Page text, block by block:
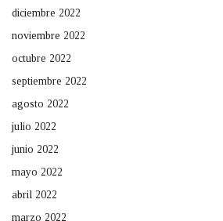
diciembre 2022
noviembre 2022
octubre 2022
septiembre 2022
agosto 2022
julio 2022
junio 2022
mayo 2022
abril 2022
marzo 2022